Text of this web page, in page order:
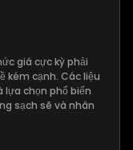
giá cực kỳ phải
kém cạnh. Các liệu
chọn phổ biến
sạch sẽ và nhân